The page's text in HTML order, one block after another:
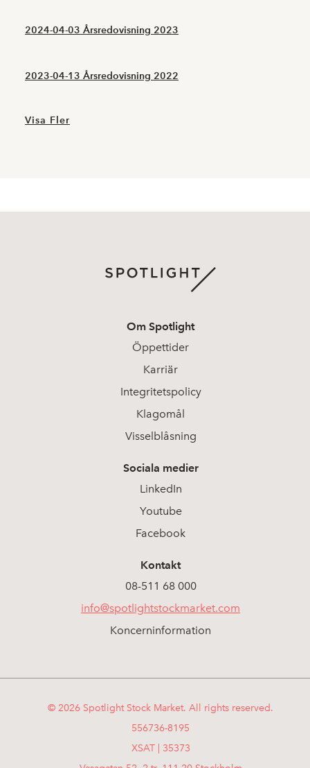
2024-04-03 Årsredovisning 2023
2023-04-13 Årsredovisning 2022
Visa Fler
Om Spotlight
Öppettider
Karriär
Integritetspolicy
Klagomål
Visselblåsning
Sociala medier
LinkedIn
Youtube
Facebook
Kontakt
08-511 68 000
info@spotlightstockmarket.com
Koncerninformation
© 2026 Spotlight Stock Market. All rights reserved.
556736-8195
XSAT | 35373